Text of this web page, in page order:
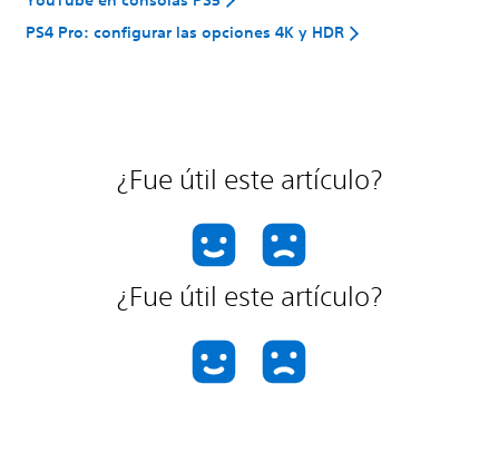
PS4 Pro: configurar las opciones 4K y HDR
¿Fue útil este artículo?
¿Fue útil este artículo?